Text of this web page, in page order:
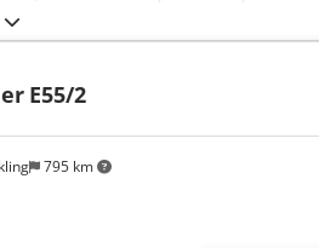
795 km
E55/2